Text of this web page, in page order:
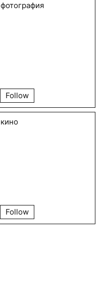
фотография
Follow
кино
Follow